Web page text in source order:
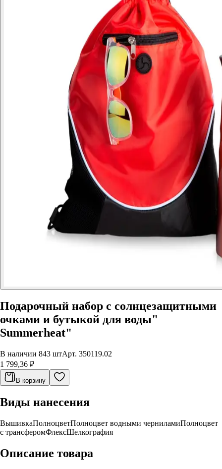
Подарочный набор с солнцезащитными
очками и бутыкой для воды"
Summerheat"
В наличии 843 штАрт. 350119.02
1 799,36 ₽
В корзину
Виды нанесения
ВышивкаПолноцветПолноцвет водными черниламиПолноцвет
с трансферомФлексШелкография
Описание товара